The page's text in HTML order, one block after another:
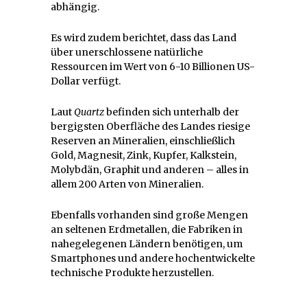
abhängig.
Es wird zudem berichtet, dass das Land
über unerschlossene natürliche
Ressourcen im Wert von 6-10 Billionen US-
Dollar verfügt.
LautQuartzbefinden sich unterhalb der
bergigsten Oberfläche des Landes riesige
Reserven an Mineralien, einschließlich
Gold, Magnesit, Zink, Kupfer, Kalkstein,
Molybdän, Graphit und anderen – alles in
allem 200 Arten von Mineralien.
Ebenfalls vorhanden sind große Mengen
an seltenen Erdmetallen, die Fabriken in
nahegelegenen Ländern benötigen, um
Smartphones und andere hochentwickelte
technische Produkte herzustellen.